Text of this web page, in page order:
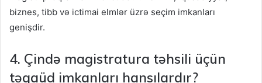
biznes, tibb və ictimai elmlər üzrə seçim imkanları
genişdir.
4. Çində magistratura təhsili üçün
təqaüd imkanları hansılardır?